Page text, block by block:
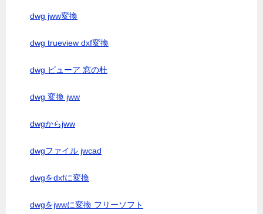
dwg jww変換
dwg trueview dxf変換
dwg ビューア 窓の杜
dwg 変換 jww
dwgからjww
dwgファイル jwcad
dwgをdxfに変換
dwgをjwwに変換 フリーソフト